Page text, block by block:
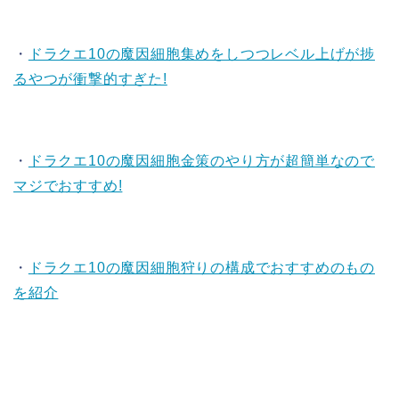
・
ドラクエ10の魔因細胞集めをしつつレベル上げが捗
るやつが衝撃的すぎた!
・
ドラクエ10の魔因細胞金策のやり方が超簡単なので
マジでおすすめ!
・
ドラクエ10の魔因細胞狩りの構成でおすすめのもの
を紹介